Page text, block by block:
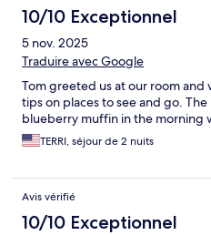
10/10 Exceptionnel
5 nov. 2025
Traduire avec Google
Tom greeted us at our room
tips on places to see and go.
blueberry muffin in the morning
TERRI, séjour de 2 nuits
Avis vérifié
10/10 Exceptionnel